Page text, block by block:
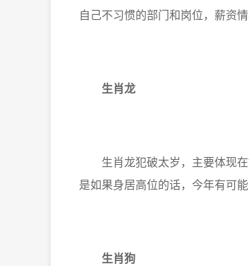
自己不习惯的部门和岗位，薪资
生肖龙
生肖龙犯破太岁，主要体现在
是如果身居高位的话，今年有可
生肖狗